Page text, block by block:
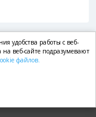
удобства работы с веб-
веб-сайте подразумевают
файлов.